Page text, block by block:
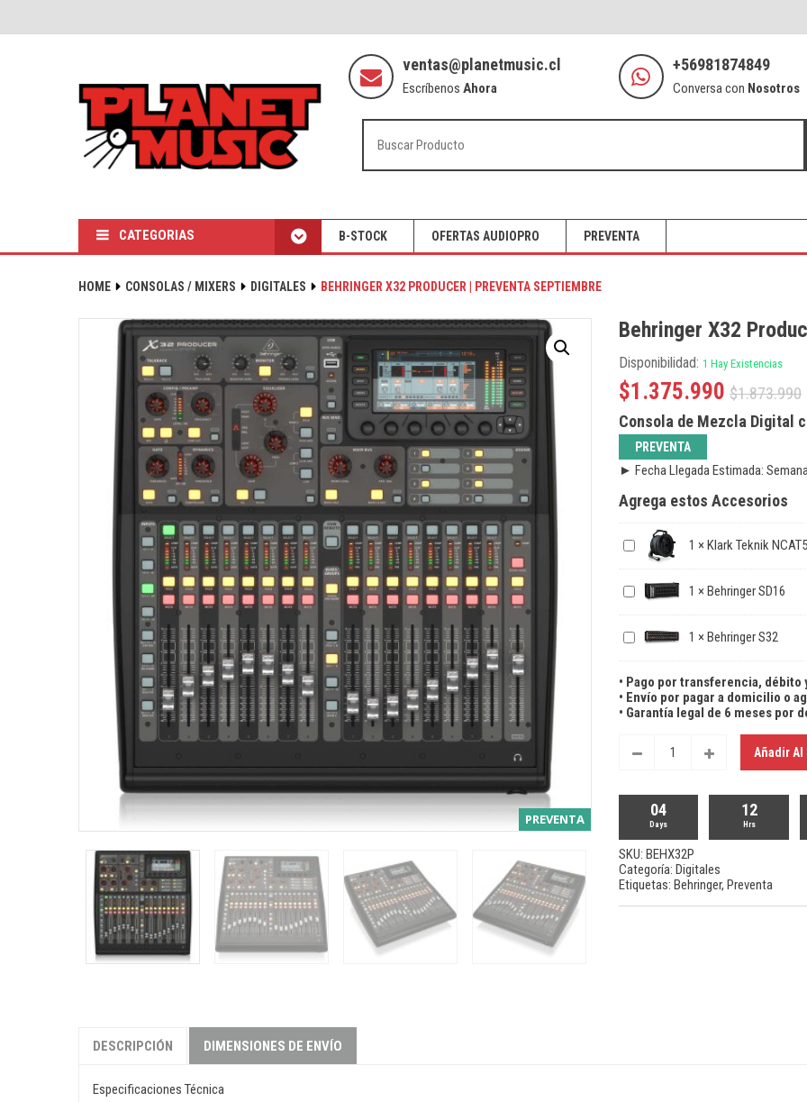
ventas@planetmusic.cl
Escríbenos Ahora
+56981874849
Conversa con Nosotros
CATEGORIAS B-STOCK OFERTAS AUDIOPRO PREVENTA
HOME CONSOLAS / MIXERS DIGITALES BEHRINGER X32 PRODUCER | PREVENTA SEPTIEMBRE
PREVENTA
Behringer X32
Disponibilidad: 1 Hay Existencias
$1.873.990
$1.375.990
Consola de Mezcla Digital
PREVENTA
► Fecha Llegada Estimada:
Agrega estos Accesorios
1 × Klark Teknik
1 × Behringer SD16
1 × Behringer S32
• Pago por transferencia,
• Envío por pagar a domicilio o
• Garantía legal de 6 meses
Añadir Al
04
Days
12
Hrs
SKU: BEHX32P
Categoría: Digitales
Etiquetas: Behringer, Preventa
DESCRIPCIÓN DIMENSIONES DE ENVÍO
Especificaciones Técnica